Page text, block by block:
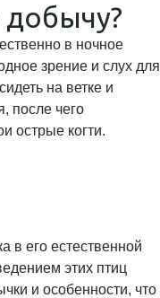
добычу?
в ночное
зрение и слух для
на ветке и
после чего
острые когти.
в его естественной
этих птиц
и особенности, что